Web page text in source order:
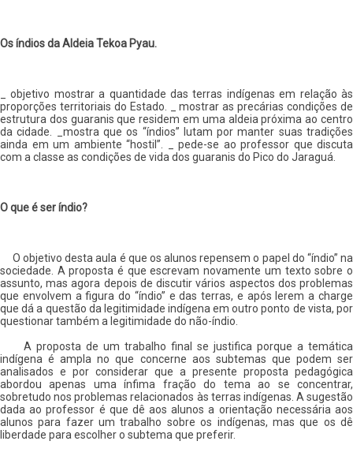
Os índios da Aldeia Tekoa Pyau.
_ objetivo mostrar a quantidade das terras indígenas em relação às
proporções territoriais do Estado. _ mostrar as precárias condições de
estrutura dos guaranis que residem em uma aldeia próxima ao centro
da cidade. _mostra que os “índios” lutam por manter suas tradições
ainda em um ambiente “hostil”. _ pede-se ao professor que discuta
com a classe as condições de vida dos guaranis do Pico do Jaraguá.
O que é ser índio?
O objetivo desta aula é que os alunos repensem o papel do “índio” na
sociedade. A proposta é que escrevam novamente um texto sobre o
assunto, mas agora depois de discutir vários aspectos dos problemas
que envolvem a figura do “índio” e das terras, e após lerem a charge
que dá a questão da legitimidade indígena em outro ponto de vista, por
questionar também a legitimidade do não-índio.
A proposta de um trabalho final se justifica porque a temática
indígena é ampla no que concerne aos subtemas que podem ser
analisados e por considerar que a presente proposta pedagógica
abordou apenas uma ínfima fração do tema ao se concentrar,
sobretudo nos problemas relacionados às terras indígenas. A sugestão
dada ao professor é que dê aos alunos a orientação necessária aos
alunos para fazer um trabalho sobre os indígenas, mas que os dê
liberdade para escolher o subtema que preferir.